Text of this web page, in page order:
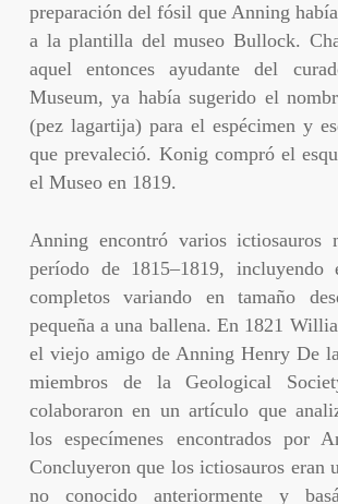
preparación del fósil que Anning
a la plantilla del museo Bullock.
aquel entonces ayudante del
Museum, ya había sugerido el
(pez lagartija) para el espécimen y
que prevaleció. Konig compró el
el Museo en 1819.
Anning encontró varios ictiosauros
período de 1815–1819, incluyendo
completos variando en tamaño
pequeña a una ballena. En 1821
el viejo amigo de Anning Henry De
miembros de la Geological
colaboraron en un artículo que
los especímenes encontrados por
Concluyeron que los ictiosauros eran
no conocido anteriormente y